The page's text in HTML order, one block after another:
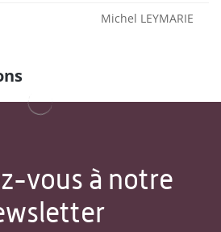
Michel LEYMARIE
vous à notre